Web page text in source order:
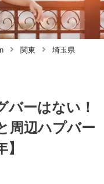
関東 埼玉県
バーはない！
周辺ハプバー